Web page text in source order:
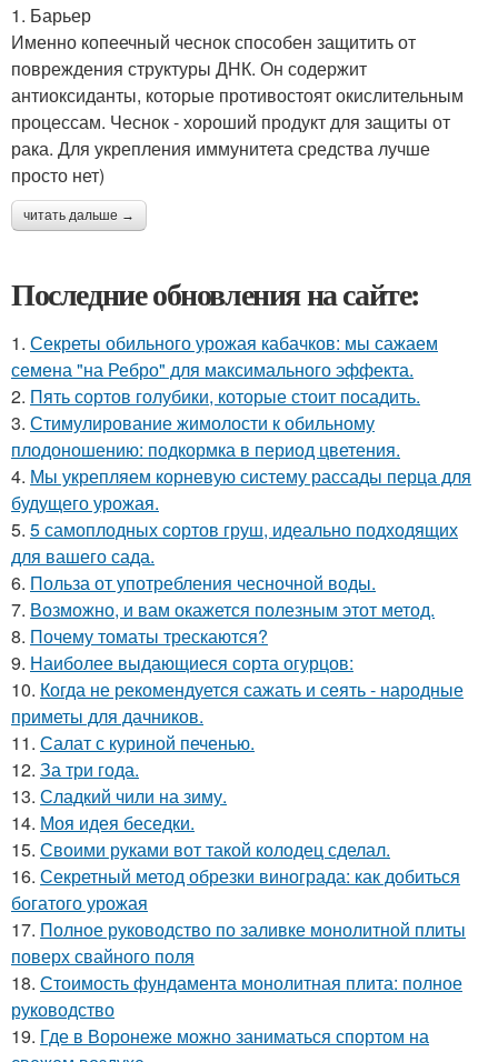
1. Барьер
Именно копеечный чеснок способен защитить от
повреждения структуры ДНК. Он содержит
антиоксиданты, которые противостоят окислительным
процессам. Чеснок - хороший продукт для защиты от
рака. Для укрепления иммунитета средства лучше
просто нет)
читать дальше →
Последние обновления на сайте:
1. Секреты обильного урожая кабачков: мы сажаем
семена "на Ребро" для максимального эффекта.
2. Пять сортов голубики, которые стоит посадить.
3. Стимулирование жимолости к обильному
плодоношению: подкормка в период цветения.
4. Мы укрепляем корневую систему рассады перца для
будущего урожая.
5. 5 самоплодных сортов груш, идеально подходящих
для вашего сада.
6. Польза от употребления чесночной воды.
7. Возможно, и вам окажется полезным этот метод.
8. Почему томаты трескаются?
9. Наиболее выдающиеся сорта огурцов:
10. Когда не рекомендуется сажать и сеять - народные
приметы для дачников.
11. Салат с куриной печенью.
12. За три года.
13. Сладкий чили на зиму.
14. Моя идея беседки.
15. Своими руками вот такой колодец сделал.
16. Секретный метод обрезки винограда: как добиться
богатого урожая
17. Полное руководство по заливке монолитной плиты
поверх свайного поля
18. Стоимость фундамента монолитная плита: полное
руководство
19. Где в Воронеже можно заниматься спортом на